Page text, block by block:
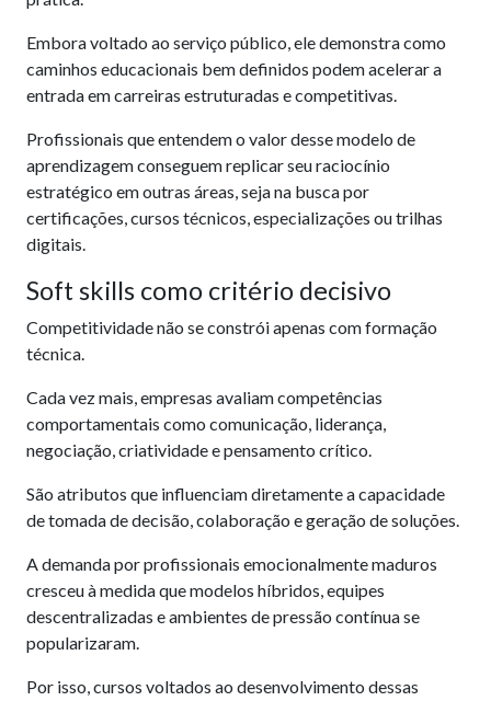
Embora voltado ao serviço público, ele demonstra como
caminhos educacionais bem definidos podem acelerar a
entrada em carreiras estruturadas e competitivas.
Profissionais que entendem o valor desse modelo de
aprendizagem conseguem replicar seu raciocínio
estratégico em outras áreas, seja na busca por
certificações, cursos técnicos, especializações ou trilhas
digitais.
Soft skills como critério decisivo
Competitividade não se constrói apenas com formação
técnica.
Cada vez mais, empresas avaliam competências
comportamentais como comunicação, liderança,
negociação, criatividade e pensamento crítico.
São atributos que influenciam diretamente a capacidade
de tomada de decisão, colaboração e geração de soluções.
A demanda por profissionais emocionalmente maduros
cresceu à medida que modelos híbridos, equipes
descentralizadas e ambientes de pressão contínua se
popularizaram.
Por isso, cursos voltados ao desenvolvimento dessas